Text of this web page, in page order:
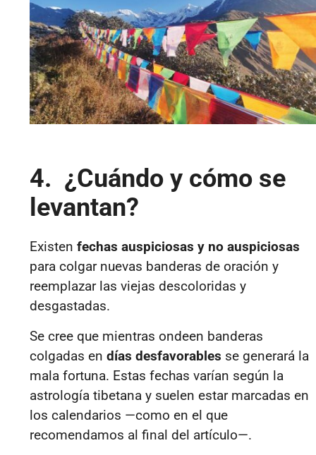
4. ¿Cuándo y cómo se
levantan?
Existen fechas auspiciosas y no auspiciosas
para colgar nuevas banderas de oración y
reemplazar las viejas descoloridas y
desgastadas.
Se cree que mientras ondeen banderas
colgadas en días desfavorables se generará la
mala fortuna. Estas fechas varían según la
astrología tibetana y suelen estar marcadas en
los calendarios —como en el que
recomendamos al final del artículo—.